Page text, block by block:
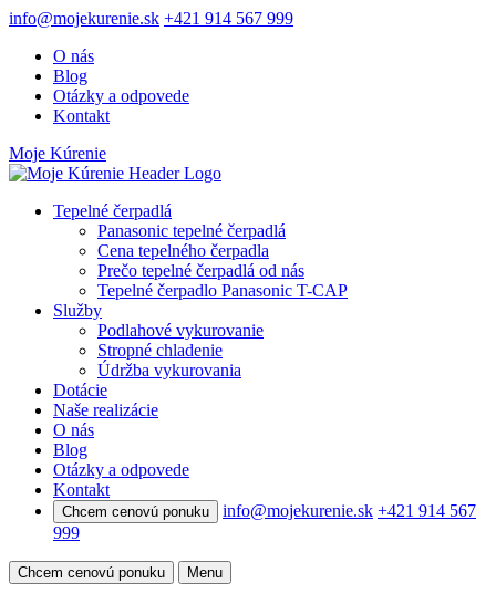
info@mojekurenie.sk +421 914 567 999
O nás
Blog
Otázky a odpovede
Kontakt
Moje Kúrenie
Tepelné čerpadlá
Panasonic tepelné čerpadlá
Cena tepelného čerpadla
Prečo tepelné čerpadlá od nás
Tepelné čerpadlo Panasonic T-CAP
Služby
Podlahové vykurovanie
Stropné chladenie
Údržba vykurovania
Dotácie
Naše realizácie
O nás
Blog
Otázky a odpovede
Kontakt
Chcem cenovú ponuku info@mojekurenie.sk +421 914 567
999
Chcem cenovú ponuku Menu